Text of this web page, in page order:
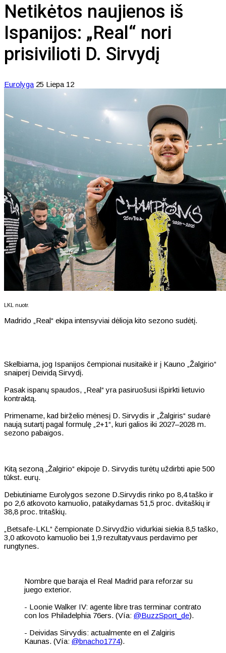
Netikėtos naujienos iš
Ispanijos: „Real“ nori
prisivilioti D. Sirvydį
Eurolyga 25 Liepa 12
LKL nuotr.
Madrido „Real“ ekipa intensyviai dėlioja kito sezono sudėtį.
Skelbiama, jog Ispanijos čempionai nusitaikė ir į Kauno „Žalgirio“
snaiperį Deividą Sirvydį.
Pasak ispanų spaudos, „Real“ yra pasiruošusi išpirkti lietuvio
kontraktą.
Primename, kad birželio mėnesį D. Sirvydis ir „Žalgiris“ sudarė
naują sutartį pagal formulę „2+1“, kuri galios iki 2027–2028 m.
sezono pabaigos.
Kitą sezoną „Žalgirio“ ekipoje D. Sirvydis turėtų uždirbti apie 500
tūkst. eurų.
Debiutiniame Eurolygos sezone D.Sirvydis rinko po 8,4 taško ir
po 2,6 atkovoto kamuolio, pataikydamas 51,5 proc. dvitaškių ir
38,8 proc. tritaškių.
„Betsafe-LKL“ čempionate D.Sirvydžio vidurkiai siekia 8,5 taško,
3,0 atkovoto kamuolio bei 1,9 rezultatyvaus perdavimo per
rungtynes.
Nombre que baraja el Real Madrid para reforzar su
juego exterior.
- Loonie Walker IV: agente libre tras terminar contrato
con los Philadelphia 76ers. (Vía: @BuzzSport_de).
- Deividas Sirvydis: actualmente en el Zalgiris
Kaunas. (Vía: @bnacho1774).